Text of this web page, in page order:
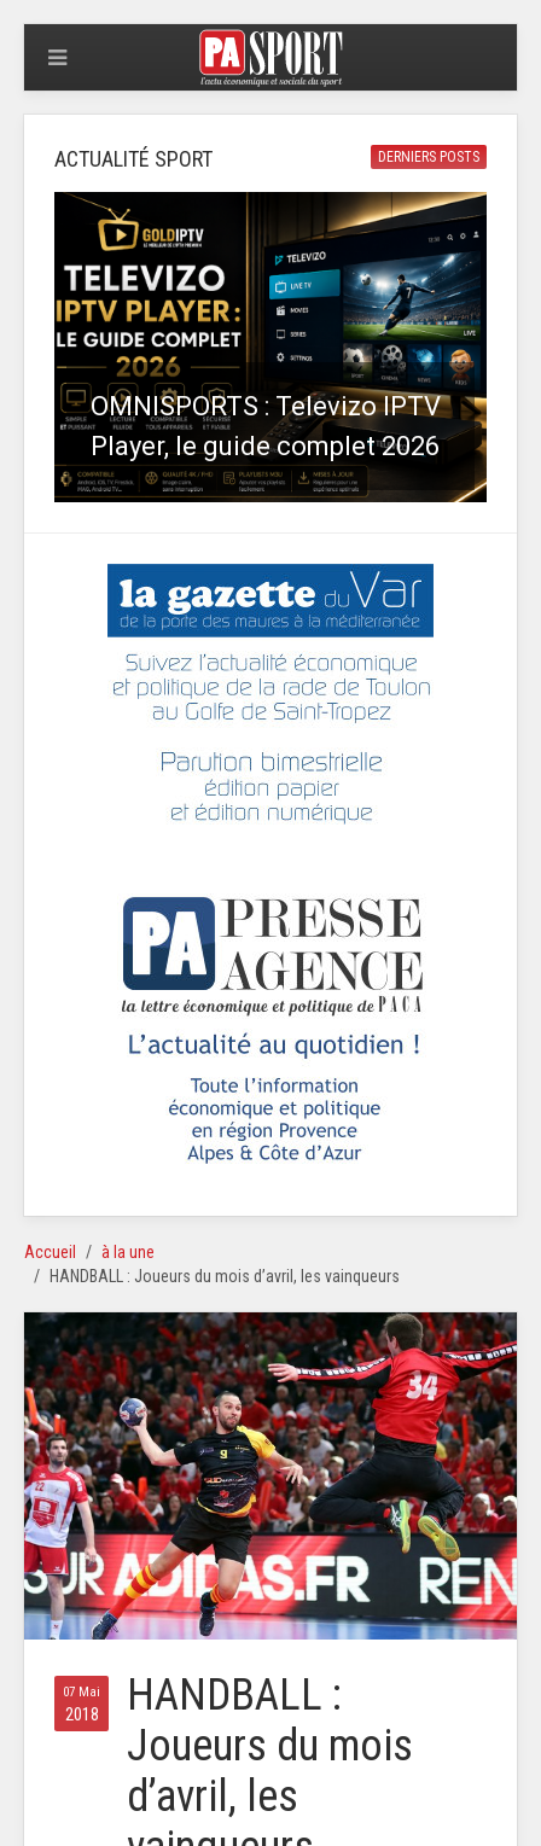
DERNIERS POSTS
ACTUALITÉ SPORT
OMNISPORTS : Televizo IPTV
Player, le guide complet 2026
Accueil
à la une
HANDBALL : Joueurs du mois d’avril, les vainqueurs
07 Mai
2018
HANDBALL :
Joueurs du mois
d’avril, les